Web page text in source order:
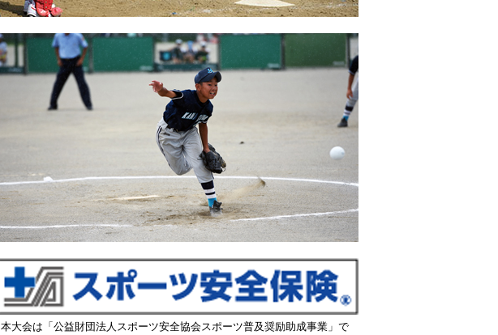
本大会は「公益財団法人スポーツ安全協会スポーツ普及奨励助成事業」で